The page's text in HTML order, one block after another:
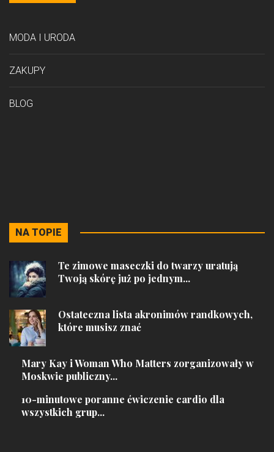
MODA I URODA
ZAKUPY
BLOG
NA TOPIE
Te zimowe maseczki do twarzy uratują
Twoją skórę już po jednym...
Ostateczna lista akronimów randkowych,
które musisz znać
Mary Kay i Woman Who Matters zorganizowały w
Moskwie publiczny...
10-minutowe poranne ćwiczenie cardio dla
wszystkich grup...